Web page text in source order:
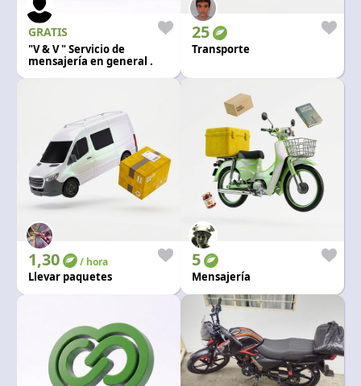
GRATIS
"V & V " Servicio de
mensajería en general .
25
Transporte
1,30 / hora
Llevar paquetes
5
Mensajería